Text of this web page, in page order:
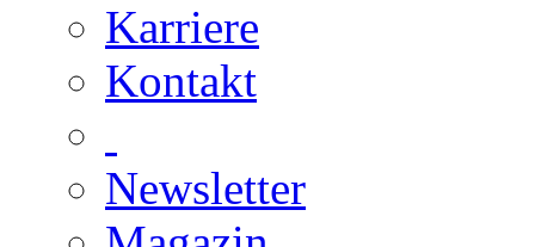
Karriere
Kontakt
Newsletter